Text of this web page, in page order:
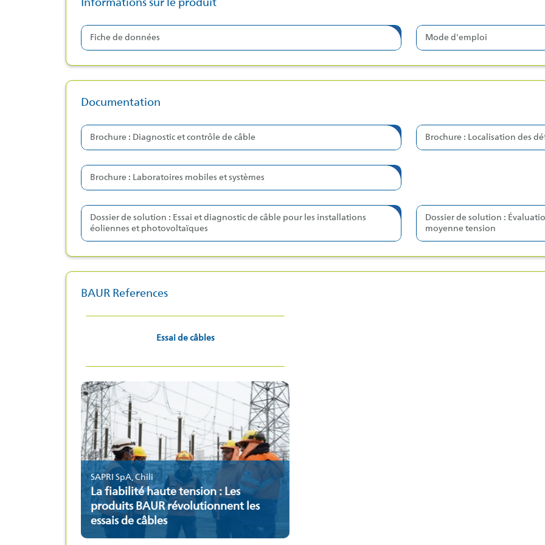
Informations sur le produit
Fiche de données Mode d'emploi
Documentation
Brochure : Diagnostic et contrôle de câble Brochure : Localisation des
Brochure : Laboratoires mobiles et systèmes
Dossier de solution : Essai et diagnostic de câble pour les installations
éoliennes et photovoltaïques
Dossier de solution :
moyenne tension
BAUR References
Essai de câbles
SAPRI SpA, Chili
La fiabilité haute tension : Les
produits BAUR révolutionnent les
essais de câbles